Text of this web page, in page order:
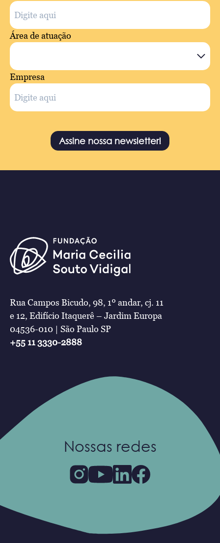
Área de atuação
Empresa
Assine nossa newsletter!
Rua Campos Bicudo, 98, 1º andar, cj. 11
e 12, Edifício Itaquerê – Jardim Europa
04536-010 | São Paulo SP
+55 11 3330-2888
Nossas redes